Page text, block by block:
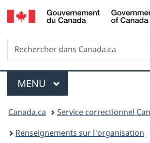
Passer
au
principal
Passer
à
Au
du
Passer
à
version
simplifiée
Recherche
Rechercher
dans
Menu
MENU PRINCIPAL
Vous
êtes
Canada.ca
Service correctionnel
Renseignements sur l'organisation